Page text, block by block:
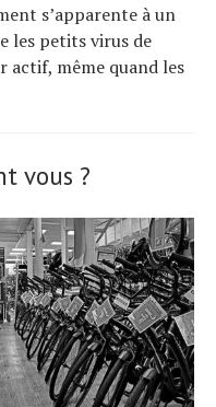
s’apparente à un
les petits virus de
actif, même quand les
vous ?